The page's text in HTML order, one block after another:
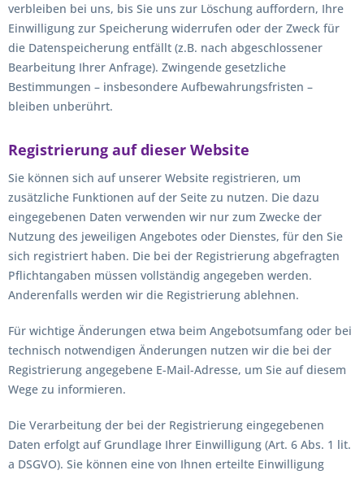
verbleiben bei uns, bis Sie uns zur Löschung auffordern, Ihre
Einwilligung zur Speicherung widerrufen oder der Zweck für
die Datenspeicherung entfällt (z.B. nach abgeschlossener
Bearbeitung Ihrer Anfrage). Zwingende gesetzliche
Bestimmungen – insbesondere Aufbewahrungsfristen –
bleiben unberührt.
Registrierung auf dieser Website
Sie können sich auf unserer Website registrieren, um
zusätzliche Funktionen auf der Seite zu nutzen. Die dazu
eingegebenen Daten verwenden wir nur zum Zwecke der
Nutzung des jeweiligen Angebotes oder Dienstes, für den Sie
sich registriert haben. Die bei der Registrierung abgefragten
Pflichtangaben müssen vollständig angegeben werden.
Anderenfalls werden wir die Registrierung ablehnen.
Für wichtige Änderungen etwa beim Angebotsumfang oder bei
technisch notwendigen Änderungen nutzen wir die bei der
Registrierung angegebene E-Mail-Adresse, um Sie auf diesem
Wege zu informieren.
Die Verarbeitung der bei der Registrierung eingegebenen
Daten erfolgt auf Grundlage Ihrer Einwilligung (Art. 6 Abs. 1 lit.
a DSGVO). Sie können eine von Ihnen erteilte Einwilligung